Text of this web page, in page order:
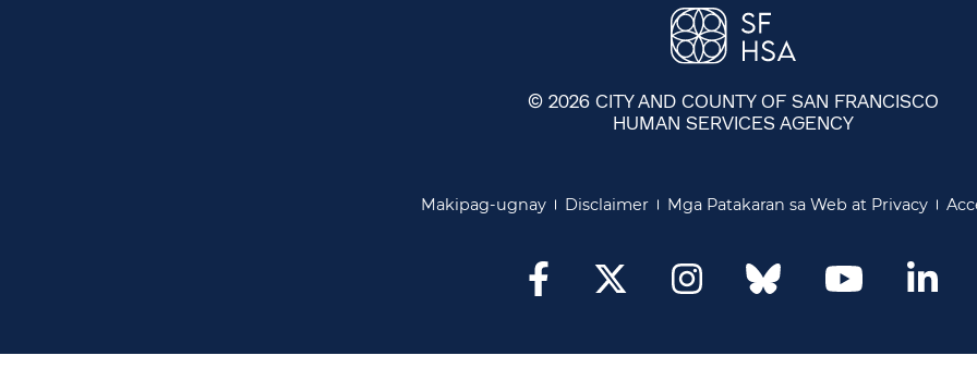
© 2026 CITY AND COUNTY OF SAN FRANCISCO
HUMAN SERVICES AGENCY
Makipag-ugnay​​ Disclaimer​​ Mga Patakaran sa Web at Privacy​​